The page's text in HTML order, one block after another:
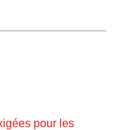
pour les